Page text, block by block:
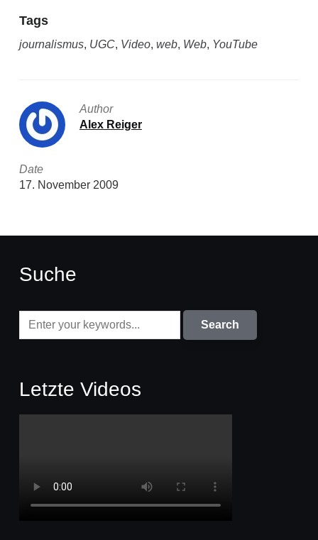
Tags
journalismus, UGC, Video, web, Web, YouTube
Author
Alex Reiger
Date
17. November 2009
Suche
Letzte Videos